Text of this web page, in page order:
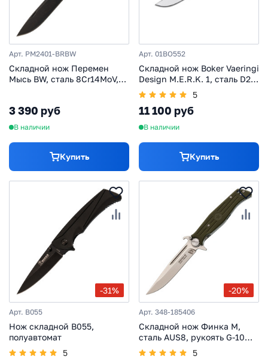
Арт. PM2401-BRBW
Складной нож Перемен
Мысь BW, сталь 8Cr14MoV,
3 390 руб
В наличии
Купить
Арт. 01BO552
Складной нож Boker Vaeringi
Design M.E.R.K. 1, сталь D2,
рукоять G10
5
11 100 руб
В наличии
Купить
-31%
Арт. B055
Нож складной B055,
полуавтомат
5
-20%
Арт. 348-185406
Складной нож Финка М,
сталь AUS8, рукоять G-10
хаки
5